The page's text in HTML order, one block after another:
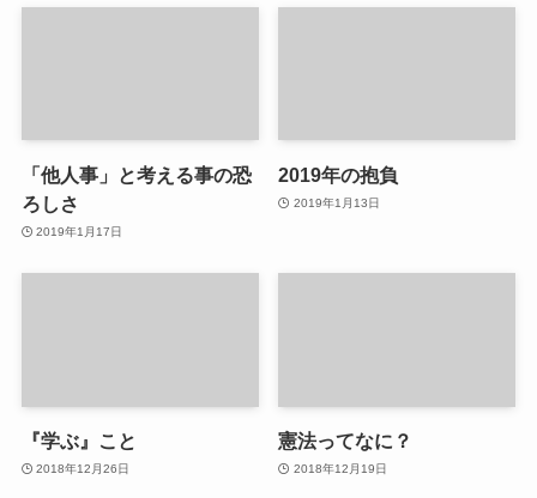
「他人事」と考える事の恐
ろしさ
2019年1月17日
2019年の抱負
2019年1月13日
『学ぶ』こと
2018年12月26日
憲法ってなに？
2018年12月19日